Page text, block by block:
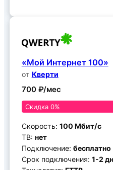
«Мой Интернет 100»
от Кверти
700 ₽/мес
Скидка 0%
Скорость: 100 Мбит/с
ТВ: нет
Подключение: бесплатно
Срок подключения: 1-2